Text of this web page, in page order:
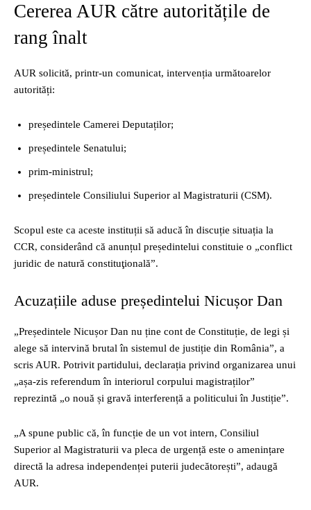
Cererea AUR către autoritățile de
rang înalt
AUR solicită, printr-un comunicat, intervenția următoarelor
autorități:
președintele Camerei Deputaților;
președintele Senatului;
prim-ministrul;
președintele Consiliului Superior al Magistraturii (CSM).
Scopul este ca aceste instituții să aducă în discuție situația la
CCR, considerând că anunțul președintelui constituie o „conflict
juridic de natură constituţională”.
Acuzațiile aduse președintelui Nicușor Dan
„Președintele Nicușor Dan nu ține cont de Constituție, de legi și
alege să intervină brutal în sistemul de justiție din România”, a
scris AUR. Potrivit partidului, declarația privind organizarea unui
„așa‑zis referendum în interiorul corpului magistraților”
reprezintă „o nouă și gravă interferență a politicului în Justiție”.
„A spune public că, în funcție de un vot intern, Consiliul
Superior al Magistraturii va pleca de urgență este o amenințare
directă la adresa independenței puterii judecătorești”, adaugă
AUR.